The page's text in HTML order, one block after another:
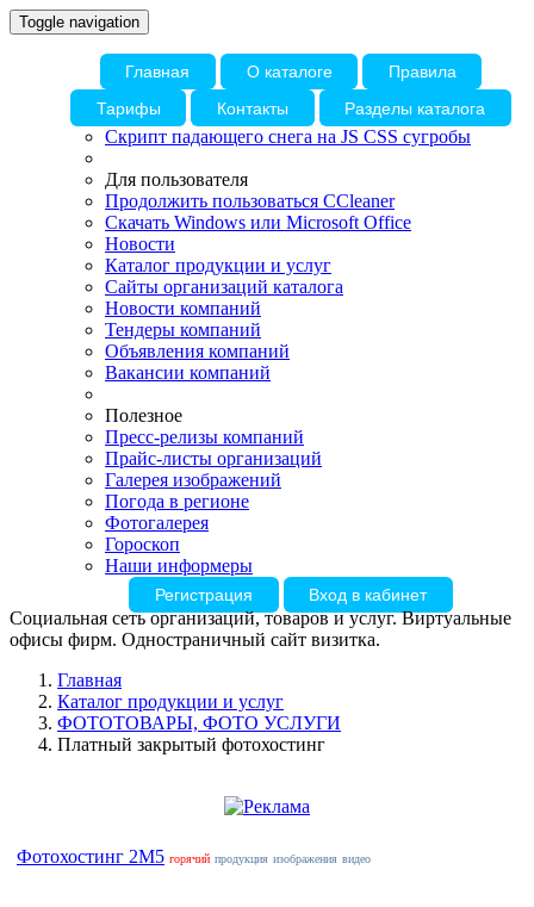
Toggle navigation
Главная О каталоге
Правила
Тарифы
Контакты Разделы каталога
Скрипт падающего снега на JS CSS сугробы
Для пользователя
Продолжить пользоваться CCleaner
Скачать Windows или Microsoft Office
Новости
Каталог продукции и услуг
Сайты организаций каталога
Новости компаний
Тендеры компаний
Объявления компаний
Вакансии компаний
Полезное
Пресс-релизы компаний
Прайс-листы организаций
Галерея изображений
Погода в регионе
Фотогалерея
Гороскоп
Наши информеры
Регистрация Вход в кабинет
Социальная сеть организаций, товаров и услуг. Виртуальные
офисы фирм. Одностраничный сайт визитка.
Главная
Каталог продукции и услуг
ФОТОТОВАРЫ, ФОТО УСЛУГИ
Платный закрытый фотохостинг
Фотохостинг 2M5 горячий продукция изображения видео